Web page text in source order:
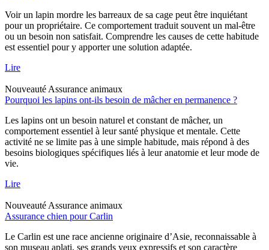
Voir un lapin mordre les barreaux de sa cage peut être inquiétant
pour un propriétaire. Ce comportement traduit souvent un mal-être
ou un besoin non satisfait. Comprendre les causes de cette habitude
est essentiel pour y apporter une solution adaptée.
Lire
Nouveauté Assurance animaux
Pourquoi les lapins ont-ils besoin de mâcher en permanence ?
Les lapins ont un besoin naturel et constant de mâcher, un
comportement essentiel à leur santé physique et mentale. Cette
activité ne se limite pas à une simple habitude, mais répond à des
besoins biologiques spécifiques liés à leur anatomie et leur mode de
vie.
Lire
Nouveauté Assurance animaux
Assurance chien pour Carlin
Le Carlin est une race ancienne originaire d’Asie, reconnaissable à
son museau aplati, ses grands yeux expressifs et son caractère